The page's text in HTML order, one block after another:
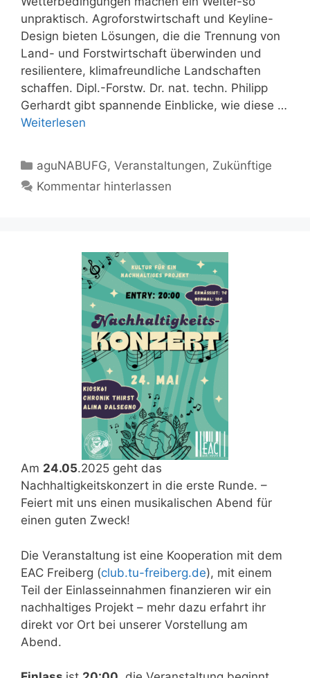
unpraktisch. Agroforstwirtschaft und Keyline-
Design bieten Lösungen, die die Trennung von
Land- und Forstwirtschaft überwinden und
resilientere, klimafreundliche Landschaften
schaffen. Dipl.-Forstw. Dr. nat. techn. Philipp
Gerhardt gibt spannende Einblicke, wie diese …
Weiterlesen
Kategorien
aguNABUFG,Veranstaltungen, Zukünftige
Kommentar hinterlassen
Am 24.05.2025 geht das
Nachhaltigkeitskonzert in die erste Runde. –
Feiert mit uns einen musikalischen Abend für
einen guten Zweck!
Die Veranstaltung ist eine Kooperation mit dem
EAC Freiberg (club.tu-freiberg.de), mit einem
Teil der Einlasseinnahmen finanzieren wir ein
nachhaltiges Projekt – mehr dazu erfahrt ihr
direkt vor Ort bei unserer Vorstellung am
Abend.